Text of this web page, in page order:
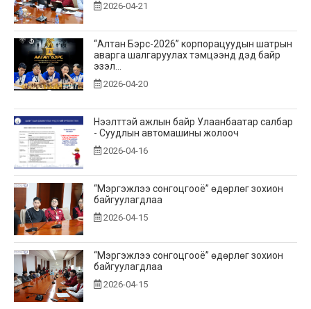
2026-04-21
“Алтан Бэрс-2026” корпорацуудын шатрын
аварга шалгаруулах тэмцээнд дэд байр
эзэл...
2026-04-20
Нээлттэй ажлын байр Улаанбаатар салбар
- Суудлын автомашины жолооч
2026-04-16
“Мэргэжлээ сонгоцгооё” өдөрлөг зохион
байгуулагдлаа
2026-04-15
“Мэргэжлээ сонгоцгооё” өдөрлөг зохион
байгуулагдлаа
2026-04-15